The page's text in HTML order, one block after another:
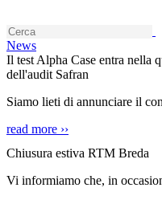
News
Il test Alpha Case entra nella
dell'audit Safran
Siamo lieti di annunciare il
read more ››
Chiusura estiva RTM Breda
Vi informiamo che, in